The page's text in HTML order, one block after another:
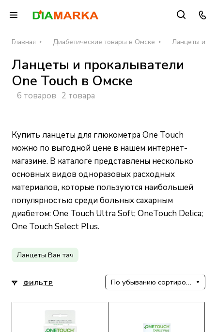
Главная Диабетические товары в Омске Ланцеты и
Ланцеты и прокалыватели
One Touch в Омске
6 товаров 2 товара
Купить ланцеты для глюкометра One Touch
можно по выгодной цене в нашем интернет-
магазине. В каталоге представлены несколько
основных видов одноразовых расходных
материалов, которые пользуются наибольшей
популярностью среди больных сахарным
диабетом: One Touch Ultra Soft; OneTouch Delica;
One Touch Select Plus.
Ланцеты Ван тач
ФИЛЬТР По убыванию сортировки